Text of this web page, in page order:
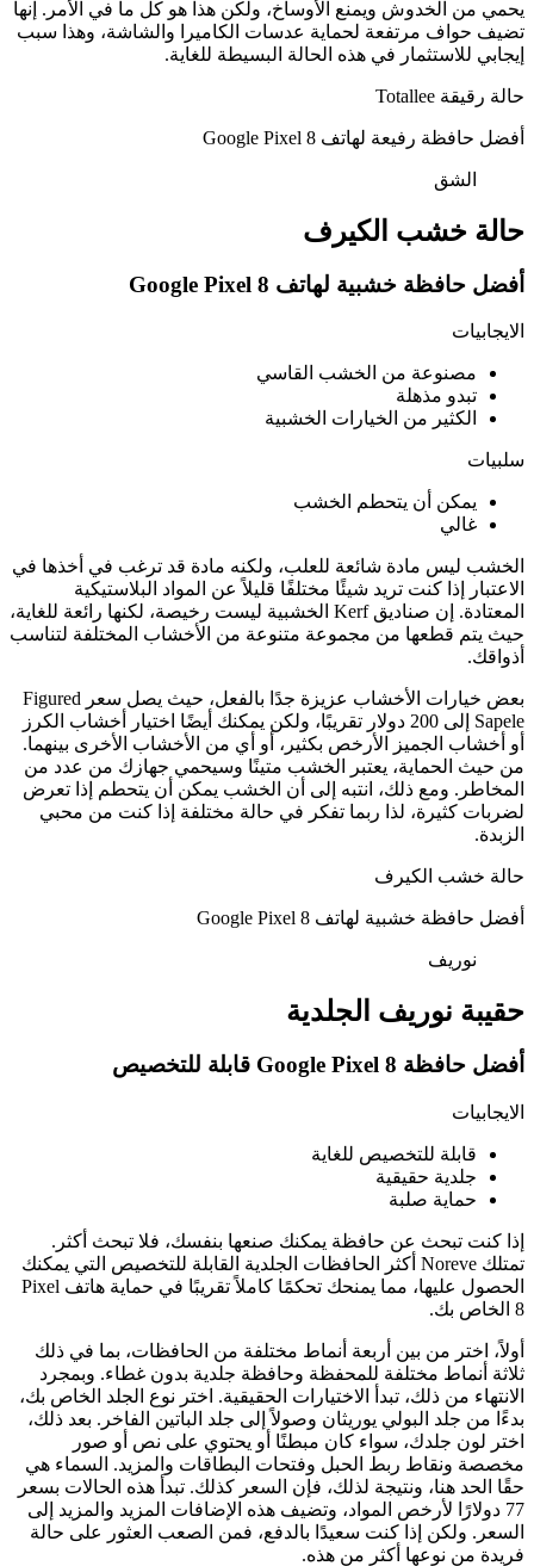
يحمي من الخدوش ويمنع الأوساخ، ولكن هذا هو كل ما في الأمر. إنها
تضيف حواف مرتفعة لحماية عدسات الكاميرا والشاشة، وهذا سبب
إيجابي للاستثمار في هذه الحالة البسيطة للغاية.
حالة رقيقة Totallee
أفضل حافظة رفيعة لهاتف Google Pixel 8
الشق
حالة خشب الكيرف
أفضل حافظة خشبية لهاتف Google Pixel 8
الايجابيات
مصنوعة من الخشب القاسي
تبدو مذهلة
الكثير من الخيارات الخشبية
سلبيات
يمكن أن يتحطم الخشب
غالي
الخشب ليس مادة شائعة للعلب، ولكنه مادة قد ترغب في أخذها في
الاعتبار إذا كنت تريد شيئًا مختلفًا قليلاً عن المواد البلاستيكية
المعتادة. إن صناديق Kerf الخشبية ليست رخيصة، لكنها رائعة للغاية،
حيث يتم قطعها من مجموعة متنوعة من الأخشاب المختلفة لتناسب
أذواقك.
بعض خيارات الأخشاب عزيزة جدًا بالفعل، حيث يصل سعر Figured
Sapele إلى 200 دولار تقريبًا، ولكن يمكنك أيضًا اختيار أخشاب الكرز
أو أخشاب الجميز الأرخص بكثير، أو أي من الأخشاب الأخرى بينهما.
من حيث الحماية، يعتبر الخشب متينًا وسيحمي جهازك من عدد من
المخاطر. ومع ذلك، انتبه إلى أن الخشب يمكن أن يتحطم إذا تعرض
لضربات كثيرة، لذا ربما تفكر في حالة مختلفة إذا كنت من محبي
الزبدة.
حالة خشب الكيرف
أفضل حافظة خشبية لهاتف Google Pixel 8
نوريف
حقيبة نوريف الجلدية
أفضل حافظة Google Pixel 8 قابلة للتخصيص
الايجابيات
قابلة للتخصيص للغاية
جلدية حقيقية
حماية صلبة
إذا كنت تبحث عن حافظة يمكنك صنعها بنفسك، فلا تبحث أكثر.
تمتلك Noreve أكثر الحافظات الجلدية القابلة للتخصيص التي يمكنك
الحصول عليها، مما يمنحك تحكمًا كاملاً تقريبًا في حماية هاتف Pixel
8 الخاص بك.
أولاً، اختر من بين أربعة أنماط مختلفة من الحافظات، بما في ذلك
ثلاثة أنماط مختلفة للمحفظة وحافظة جلدية بدون غطاء. وبمجرد
الانتهاء من ذلك، تبدأ الاختيارات الحقيقية. اختر نوع الجلد الخاص بك،
بدءًا من جلد البولي يوريثان وصولاً إلى جلد الباتين الفاخر. بعد ذلك،
اختر لون جلدك، سواء كان مبطنًا أو يحتوي على نص أو صور
مخصصة ونقاط ربط الحبل وفتحات البطاقات والمزيد. السماء هي
حقًا الحد هنا، ونتيجة لذلك، فإن السعر كذلك. تبدأ هذه الحالات بسعر
77 دولارًا لأرخص المواد، وتضيف هذه الإضافات المزيد والمزيد إلى
السعر. ولكن إذا كنت سعيدًا بالدفع، فمن الصعب العثور على حالة
فريدة من نوعها أكثر من هذه.